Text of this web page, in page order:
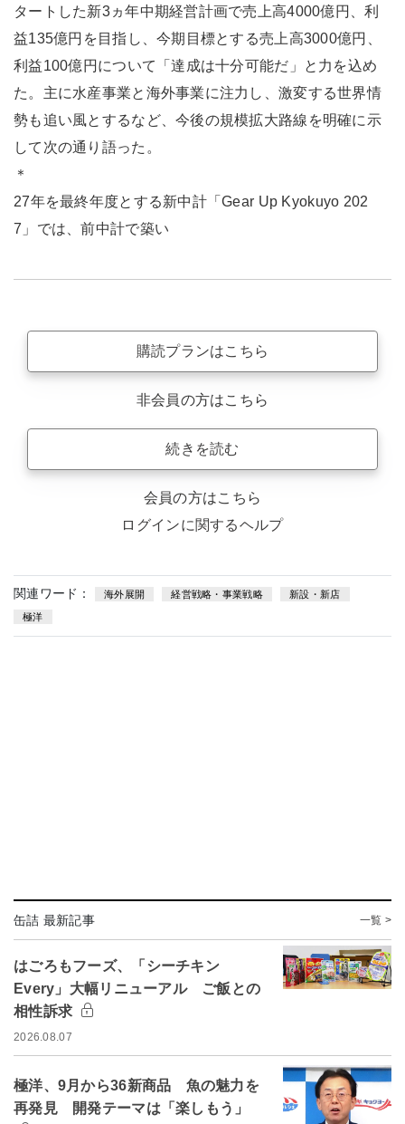
タートした新3ヵ年中期経営計画で売上高4000億円、利
益135億円を目指し、今期目標とする売上高3000億円、
利益100億円について「達成は十分可能だ」と力を込め
た。主に水産事業と海外事業に注力し、激変する世界情
勢も追い風とするなど、今後の規模拡大路線を明確に示
して次の通り語った。
＊
27年を最終年度とする新中計「Gear Up Kyokuyo 202
7」では、前中計で築い
購読プランはこちら
非会員の方はこちら
続きを読む
会員の方はこちら
ログインに関するヘルプ
関連ワード： 海外展開 経営戦略・事業戦略 新設・新店
極洋
缶詰 最新記事 一覧 >
はごろもフーズ、「シーチキン
Every」大幅リニューアル ご飯との
相性訴求
2026.08.07
極洋、9月から36新商品 魚の魅力を
再発見 開発テーマは「楽しもう」